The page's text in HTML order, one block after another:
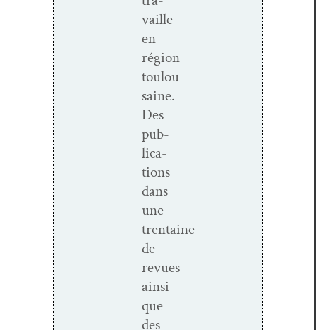
vaille
en
région
toulou­
saine.
Des
pub­
li­ca­
tions
dans
une
trentaine
de
revues
ain­si
que
des